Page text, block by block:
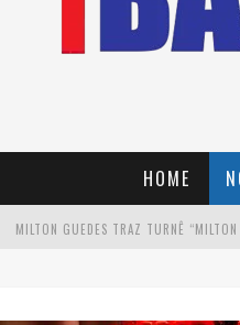
HOME
MILTON GUEDES TRAZ TURNÊ